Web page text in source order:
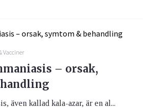
Vacciner
– orsak,
även kallad kala-azar, är en al...